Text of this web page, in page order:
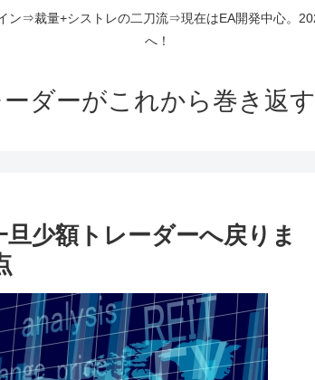
⇒裁量+シストレの二刀流⇒現在はEA開発中心。
へ！
ダーがこれから巻き返
少額トレーダーへ戻りま